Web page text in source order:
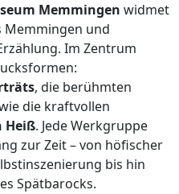
Memmingen widmet
Memmingen und
Im Zentrum
, die berühmten
die kraftvollen
Heiß. Jede Werkgruppe
zur Zeit – von höfischer
bis hin
Spätbarocks.